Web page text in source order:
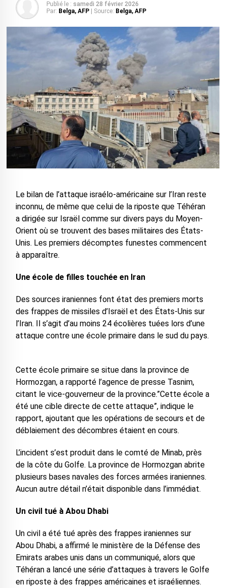
Publié le : samedi 28 février 2026
Par: Belga, AFP | Source: Belga, AFP
Le bilan de l’attaque israélo-américaine sur l’Iran reste
inconnu, de même que celui de la riposte que Téhéran
a dirigée sur Israël comme sur divers pays du Moyen-
Orient où se trouvent des bases militaires des États-
Unis. Les premiers décomptes funestes commencent
à apparaître.
Une école de filles touchée en Iran
Des sources iraniennes font état des premiers morts
des frappes de missiles d’Israël et des États-Unis sur
l’Iran. Il s’agit d’au moins 24 écolières tuées lors d’une
attaque contre une école primaire dans le sud du pays.
Cette école primaire se situe dans la province de
Hormozgan, a rapporté l’agence de presse Tasnim,
citant le vice-gouverneur de la province.”Cette école a
été une cible directe de cette attaque”, indique le
rapport, ajoutant que les opérations de secours et de
déblaiement des décombres étaient en cours.
L’incident s’est produit dans le comté de Minab, près
de la côte du Golfe. La province de Hormozgan abrite
plusieurs bases navales des forces armées iraniennes.
Aucun autre détail n’était disponible dans l’immédiat.
Un civil tué à Abou Dhabi
Un civil a été tué après des frappes iraniennes sur
Abou Dhabi, a affirmé le ministère de la Défense des
Emirats arabes unis dans un communiqué, alors que
Téhéran a lancé une série d’attaques à travers le Golfe
en riposte à des frappes américaines et israéliennes.